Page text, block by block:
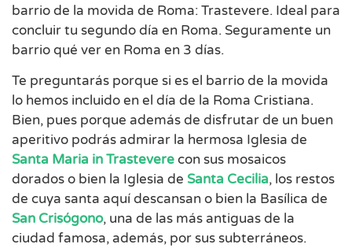
barrio de la movida de Roma: Trastevere. Ideal para
concluir tu segundo día en Roma. Seguramente un
barrio qué ver en Roma en 3 días.
Te preguntarás porque si es el barrio de la movida
lo hemos incluido en el día de la Roma Cristiana.
Bien, pues porque además de disfrutar de un buen
aperitivo podrás admirar la hermosa Iglesia de
Santa Maria in Trasteverecon sus mosaicos
dorados o bien la Iglesia de Santa Cecilia, los restos
de cuya santa aquí descansan o bien la Basílica de
San Crisógono, una de las más antiguas de la
ciudad famosa, además, por sus subterráneos.